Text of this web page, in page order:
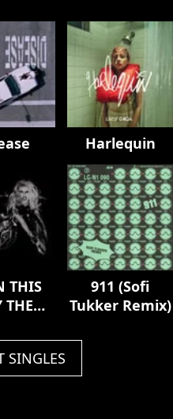
Harlequin
THIS
THE
911 (Sofi
Tukker Remix)
SINGLES